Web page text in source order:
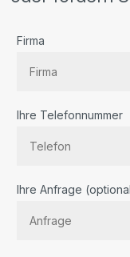
Firma
Ihre Telefonnummer
Sie
Ihre Anfrage